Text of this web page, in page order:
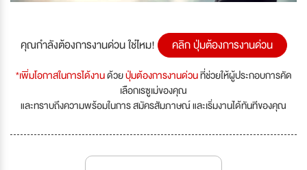
คุณกำลังต้องการงานด่วน ใช่ไหม! คลิก ปุ่มต้องการงานด่วน
*เพิ่มโอกาสในการได้งานด้วยปุ่มต้องการงานด่วนที่ช่วยให้ผู้ประกอบการคัด
เลือกเรซูเม่ของคุณ
และทราบถึงความพร้อมในการ สมัครสัมภาษณ์ และเริ่มงานได้ทันทีของคุณ